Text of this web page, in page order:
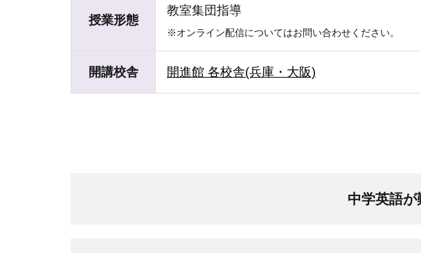
授業形態
教室集団指導
※オンライン配信についてはお問い合わせください。
開講校舎 開進館 各校舎(兵庫・大阪)
中学英語